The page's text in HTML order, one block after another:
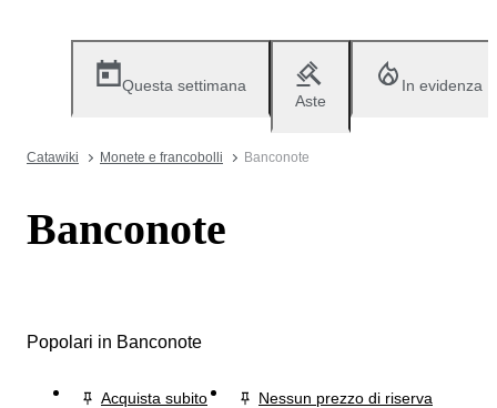
Questa settimana
Aste
In evidenza
Catawiki Monete e francobolli Banconote
Banconote
Popolari in Banconote
Acquista subito
Nessun prezzo di riserva